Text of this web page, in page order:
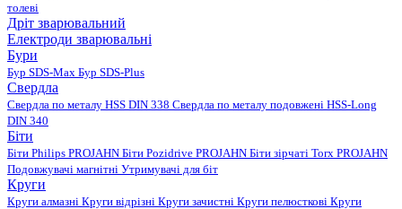
толеві
Дріт зварювальний
Електроди зварювальні
Бури
Бур SDS-Max Бур SDS-Plus
Свердла
Свердла по металу HSS DIN 338 Свердла по металу подовжені HSS-Long
DIN 340
Біти
Біти Philips PROJAHN Біти Pozidrive PROJAHN Біти зірчаті Torx PROJAHN
Подовжувачі магнітні Утримувачі для біт
Круги
Круги алмазні Круги відрізні Круги зачистні Круги пелюсткові Круги